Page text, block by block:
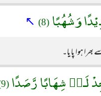
وَشُهُبًا(8)
↖
ہوا پایا۔
لَـهٝ شِهَابًا رَّصَدًا(9)